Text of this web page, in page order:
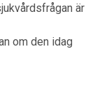
är
om den idag